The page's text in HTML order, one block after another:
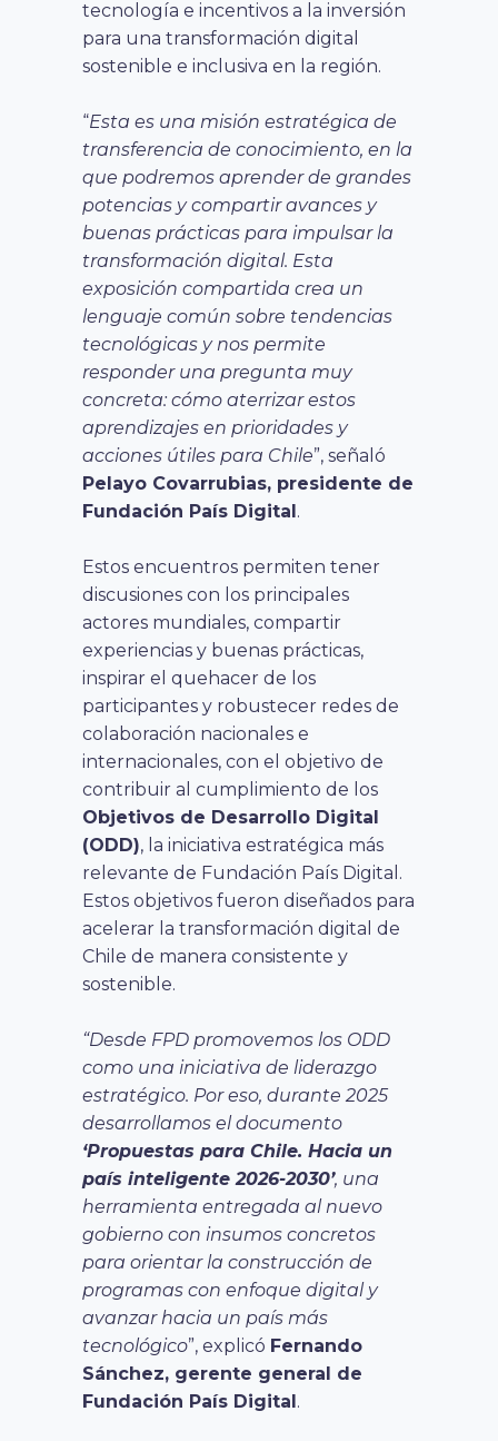
tecnología e incentivos a la inversión
para una transformación digital
sostenible e inclusiva en la región.
“Esta es una misión estratégica de
transferencia de conocimiento, en la
que podremos aprender de grandes
potencias y compartir avances y
buenas prácticas para impulsar la
transformación digital. Esta
exposición compartida crea un
lenguaje común sobre tendencias
tecnológicas y nos permite
responder una pregunta muy
concreta: cómo aterrizar estos
aprendizajes en prioridades y
acciones útiles para Chile”, señaló
Pelayo Covarrubias, presidente de
Fundación País Digital.
Estos encuentros permiten tener
discusiones con los principales
actores mundiales, compartir
experiencias y buenas prácticas,
inspirar el quehacer de los
participantes y robustecer redes de
colaboración nacionales e
internacionales, con el objetivo de
contribuir al cumplimiento de los
Objetivos de Desarrollo Digital
(ODD), la iniciativa estratégica más
relevante de Fundación País Digital.
Estos objetivos fueron diseñados para
acelerar la transformación digital de
Chile de manera consistente y
sostenible.
“Desde FPD promovemos los ODD
como una iniciativa de liderazgo
estratégico. Por eso, durante 2025
desarrollamos el documento
‘Propuestas para Chile. Hacia un
país inteligente 2026-2030’, una
herramienta entregada al nuevo
gobierno con insumos concretos
para orientar la construcción de
programas con enfoque digital y
avanzar hacia un país más
tecnológico”, explicó Fernando
Sánchez, gerente general de
Fundación País Digital.